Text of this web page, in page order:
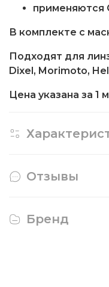
применяются
В комплекте с
Подходят для
Dixel, Morimoto,
Цена указана за 1
Отзывы
Бренд